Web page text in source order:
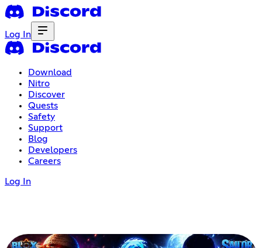
Log In
Download
Nitro
Discover
Quests
Safety
Support
Blog
Developers
Careers
Log In